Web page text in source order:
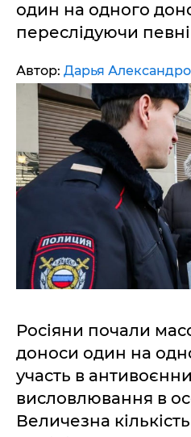
один на одного
переслідуючи
Автор: Дарья
Росіяни почали
доноси один на
участь в
висловлювання в
Величезна кількість